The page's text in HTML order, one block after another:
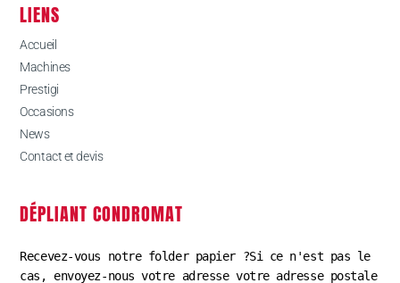
LIENS
Accueil
Machines
Prestigi
Occasions
News
Contact et devis
DÉPLIANT CONDROMAT
Recevez-vous notre folder papier ?Si ce n'est pas le
cas, envoyez-nous votre adresse votre adresse postale